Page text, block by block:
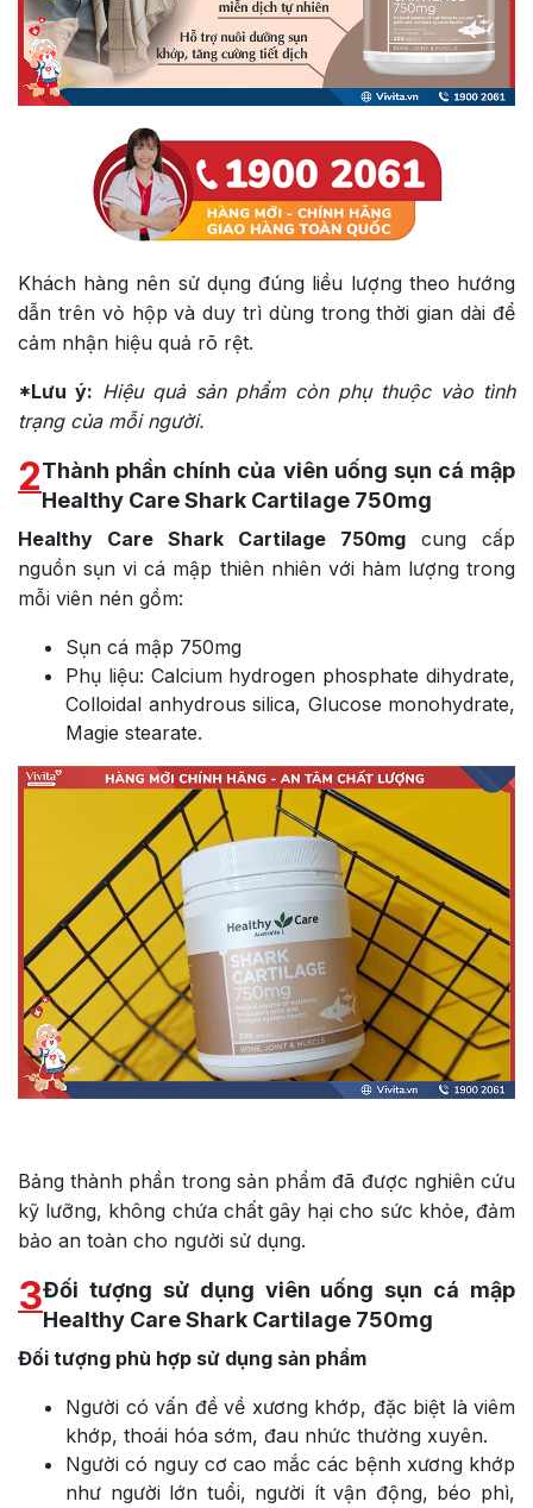
Khách hàng nên sử dụng đúng liều lượng theo hướng
dẫn trên vỏ hộp và duy trì dùng trong thời gian dài để
cảm nhận hiệu quả rõ rệt.
*Lưu ý: Hiệu quả sản phẩm còn phụ thuộc vào tình
trạng của mỗi người.
2Thành phần chính của viên uống sụn cá mập
Healthy Care Shark Cartilage 750mg
Healthy Care Shark Cartilage 750mg
cung cấp
nguồn sụn vi cá mập thiên nhiên với hàm lượng trong
mỗi viên nén gồm:
Sụn cá mập 750mg
Phụ liệu: Calcium hydrogen phosphate dihydrate,
Colloidal anhydrous silica, Glucose monohydrate,
Magie stearate.
Bảng thành phần trong sản phẩm đã được nghiên cứu
kỹ lưỡng, không chứa chất gây hại cho sức khỏe, đảm
bảo an toàn cho người sử dụng.
3Đối tượng sử dụng viên uống sụn cá mập
Healthy Care Shark Cartilage 750mg
Đối tượng phù hợp sử dụng sản phẩm
Người có vấn đề về xương khớp, đặc biệt là viêm
khớp, thoái hóa sớm, đau nhức thường xuyên.
Người có nguy cơ cao mắc các bệnh xương khớp
như người lớn tuổi, người ít vận động, béo phì,